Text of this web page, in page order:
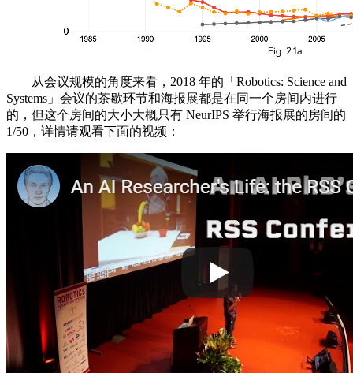
从会议规模的角度来看，2018 年的「Robotics: Science and
Systems」会议的茶歇环节和海报展都是在同一个房间内进行
的，但这个房间的大小大概只有 NeurIPS 举行海报展的房间的
1/50，详情请观看下面的视频：